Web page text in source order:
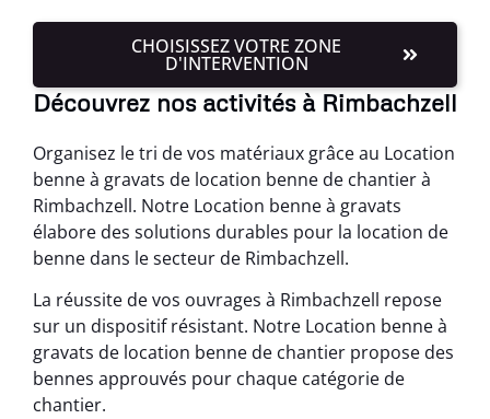
CHOISISSEZ VOTRE ZONE
D'INTERVENTION
Découvrez nos activités à Rimbachzell
Organisez le tri de vos matériaux grâce au Location
benne à gravats de location benne de chantier à
Rimbachzell. Notre Location benne à gravats
élabore des solutions durables pour la location de
benne dans le secteur de Rimbachzell.
La réussite de vos ouvrages à Rimbachzell repose
sur un dispositif résistant. Notre Location benne à
gravats de location benne de chantier propose des
bennes approuvés pour chaque catégorie de
chantier.